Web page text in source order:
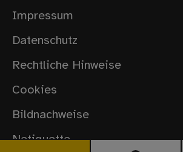
Impressum
Datenschutz
Rechtliche Hinweise
Cookies
Bildnachweise
Netiquette